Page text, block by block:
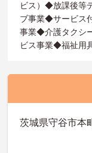
ビス）◆放課後等
ブ事業◆サービス
事業◆介護タクシ
ビス事業◆福祉用
茨城県守谷市本